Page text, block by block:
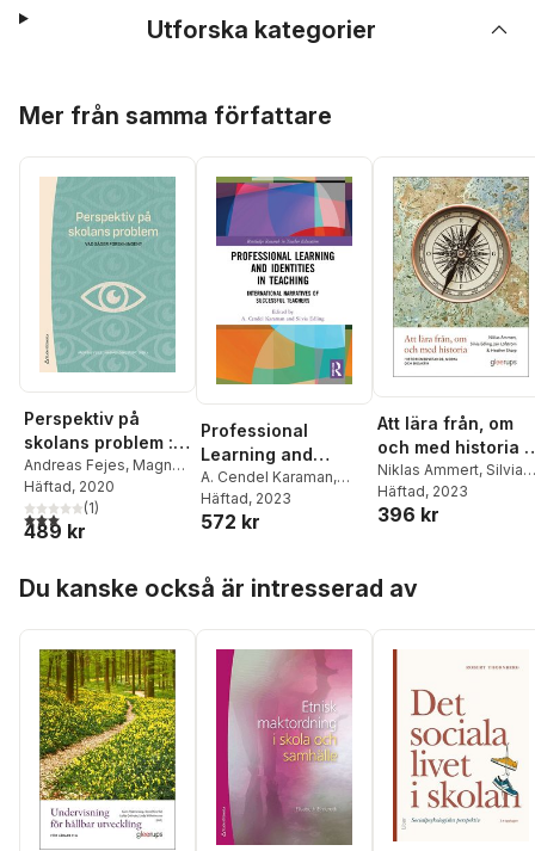
Utforska kategorier
Mer från samma författare
Perspektiv på
skolans problem :
vad säger
forskningen?
Andreas Fejes, Magnus
Dahlstedt,Majsa Allelin
Emma Arneback
Dennis Beach
Tomas Englund, Håkan
Gustavsson
Harlin,Fredrik
Hertzberg,Magnus
Hultén,Malin Ideland,
Sara Irisdotter
Aldenmyr,Thomas
Johansson,Jan Jämte
Anders Jönsson,Anna-
Lena Kempe
Alli Klapp
Gunnlaugur
Häftad, 2020
3,0utav 5 stjärnor. Totalt antal röster:
(1)
489 kr
Professional
Learning and
Identities in
Teaching
A. Cendel Karaman,
Silvia Edling
Häftad, 2023
572 kr
Att lära från, om
och med historia :
e, moral och
didaktik
Niklas Ammert, Silvia
Edling,Jan Löfström
Heather Sharp
Häftad, 2023
396 kr
Du kanske också är intresserad av